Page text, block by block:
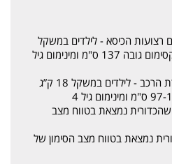
רצועות הכיסא - לילדים במשקל
11.4 ק”ג ועד 29.5 ק"ג / מקסימום גובה 137 ס"מ ומינימום גיל
מצב בוסטר בשימוש עם חגורת הרכב - לילדים במשקל 18 ק”ג
נמצאת בטווח מצב
נמצאת בטווח מצב הסימון של